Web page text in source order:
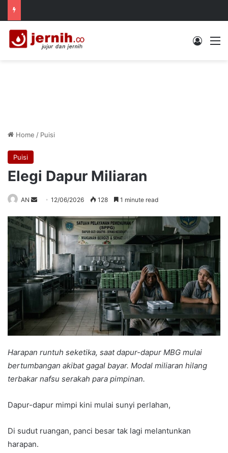
Log In
Home / Puisi
Puisi
Elegi Dapur Miliaran
AN
Send
email
12/06/2026 128 1 minute read
Harapan runtuh seketika, saat dapur-dapur MBG mulai
bertumbangan akibat gagal bayar. Modal miliaran hilang
terbakar nafsu serakah para pimpinan.
Dapur-dapur mimpi kini mulai sunyi perlahan,
Di sudut ruangan, panci besar tak lagi melantunkan
harapan.